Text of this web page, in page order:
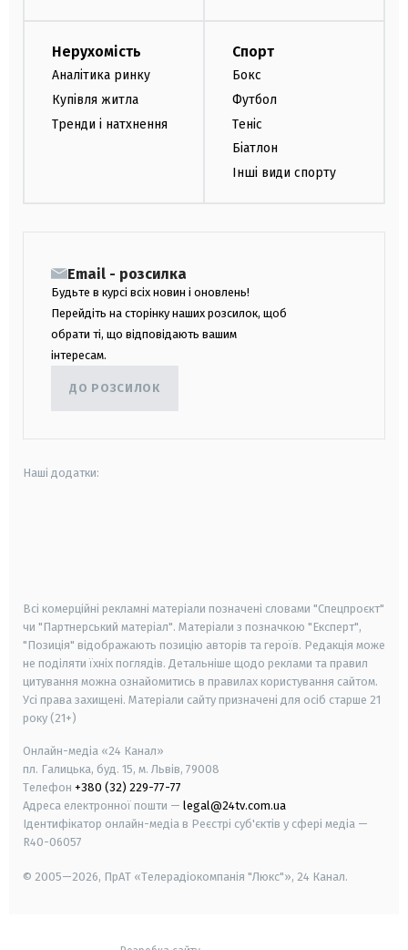
Нерухомість
Аналітика ринку
Купівля житла
Тренди і натхнення
Спорт
Бокс
Футбол
Теніс
Біатлон
Інші види спорту
Email - розсилка
Будьте в курсі всіх новин і оновлень!
Перейдіть на сторінку наших розсилок, щоб
обрати ті, що відповідають вашим
інтересам.
ДО РОЗСИЛОК
Наші додатки:
Всі комерційні рекламні матеріали позначені словами "Спецпроєкт"
чи "Партнерський матеріал". Матеріали з позначкою "Експерт",
"Позиція" відображають позицію авторів та героїв. Редакція може
не поділяти їхніх поглядів. Детальніше щодо реклами та правил
цитування можна ознайомитись в правилах користування сайтом.
Усі права захищені. Матеріали сайту призначені для осіб старше 21
року (21+)
Онлайн-медіа «24 Канал»
пл. Галицька, буд. 15, м. Львів, 79008
Телефон +380 (32) 229-77-77
Адреса електронної пошти — legal@24tv.com.ua
Ідентифікатор онлайн-медіа в Реєстрі суб'єктів у сфері медіа —
R40-06057
© 2005—2026, ПрАТ «Телерадіокомпанія "Люкс"», 24 Канал.